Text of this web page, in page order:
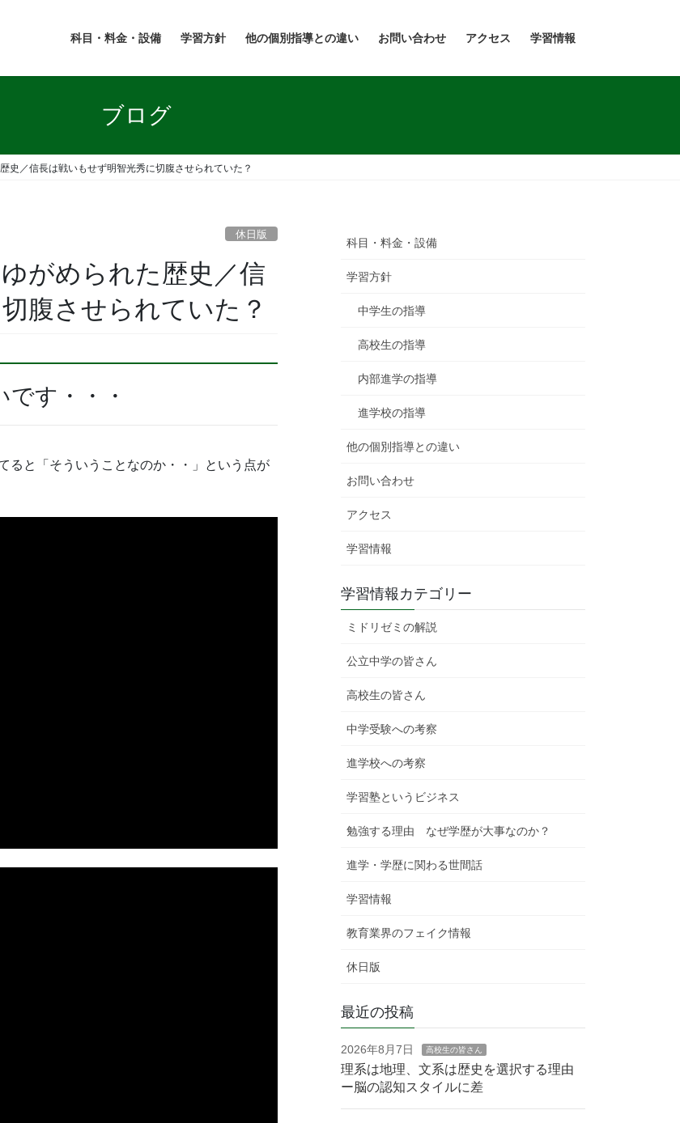
科目・料金・設備 学習方針 他の個別指導との違い お問い合わせ アクセス 学習情報
ブログ
史／信長は戦いもせず明智光秀に切腹させられていた？
休日版
がめられた歴史／信
腹させられていた？
す・・・
ると「そういうことなのか・・」という点が
科目・料金・設備
学習方針
中学生の指導
高校生の指導
内部進学の指導
進学校の指導
他の個別指導との違い
お問い合わせ
アクセス
学習情報
学習情報カテゴリー
ミドリゼミの解説
公立中学の皆さん
高校生の皆さん
中学受験への考察
進学校への考察
学習塾というビジネス
勉強する理由 なぜ学歴が大事なのか？
進学・学歴に関わる世間話
学習情報
教育業界のフェイク情報
休日版
最近の投稿
2026年8月7日 高校生の皆さん
理系は地理、文系は歴史を選択する理由
ー脳の認知スタイルに差